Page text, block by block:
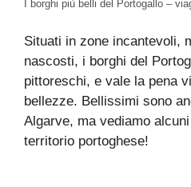
I borghi più belli del Portogallo –
Situati in zone incantevoli,
nascosti, i borghi del
pittoreschi, e vale la pena
bellezze. Bellissimi sono
Algarve, ma vediamo
territorio portoghese!